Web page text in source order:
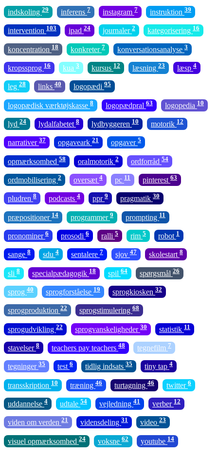
indskoling 29 inferens 7 instagram 7 instruktion 39
intervention 103 ipad 24 journaler 2 kategorisering 16
koncentration 18 konkreter 7 konversationsanalyse 3
kropssprog 16 kua 3 kursus 12 læsning 23 læsp 4
leg 28 links 40 logopædi 95
logopædisk værktøjskasse 8 logopædpral 63 logopedia 10
lyd 24 lydalfabetet 8 lydbyggeren 10 motorik 12
narrativer 37 opgaveark 21 opgaver 5
opmærksomhed 58 oralmotorik 2 ordforråd 54
ordmobilisering 2 oversæt 4 pc 11 pinterest 63
pludren 8 podcasts 4 ppr 9 pragmatik 30
præpositioner 14 programmer 9 prompting 11
pronominer 6 prosodi 6 ralli 5 rim 5 robot 1
sange 8 sdu 4 sentalere 7 sjov 47 skolestart 8
sli 8 specialpædagogik 18 spil 64 spørgsmål 26
sprog 40 sprogforståelse 19 sprogkiosken 32
sprogproduktion 22 sprogstimulering 68
sprogudvikling 22 sprogvanskeligheder 30 statistik 11
stavelser 8 teachers pay teachers 48 tegnefilm 7
tegninger 35 test 6 tidlig indsats 35 tiny tap 4
transskription 10 træning 46 turtagning 46 twitter 6
uddannelse 4 udtale 54 vejledning 41 verber 12
viden om verden 21 vidensdeling 31 video 23
visuel opmærksomhed 24 voksne 62 youtube 14